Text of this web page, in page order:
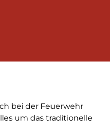
bei der Feuerwehr
um das traditionelle